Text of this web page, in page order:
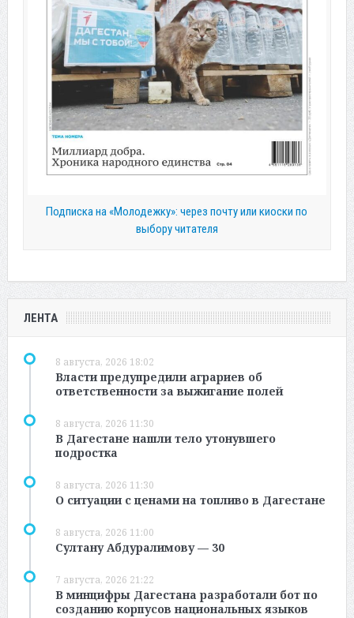
Подписка на «Молодежку»: через почту или киоски по
выбору читателя
ЛЕНТА
8 августа, 2026 18:02
Власти предупредили аграриев об
ответственности за выжигание полей
8 августа, 2026 11:30
В Дагестане нашли тело утонувшего
подростка
8 августа, 2026 11:30
О ситуации с ценами на топливо в Дагестане
8 августа, 2026 11:00
Султану Абдуралимову — 30
7 августа, 2026 21:22
В минцифры Дагестана разработали бот по
созданию корпусов национальных языков